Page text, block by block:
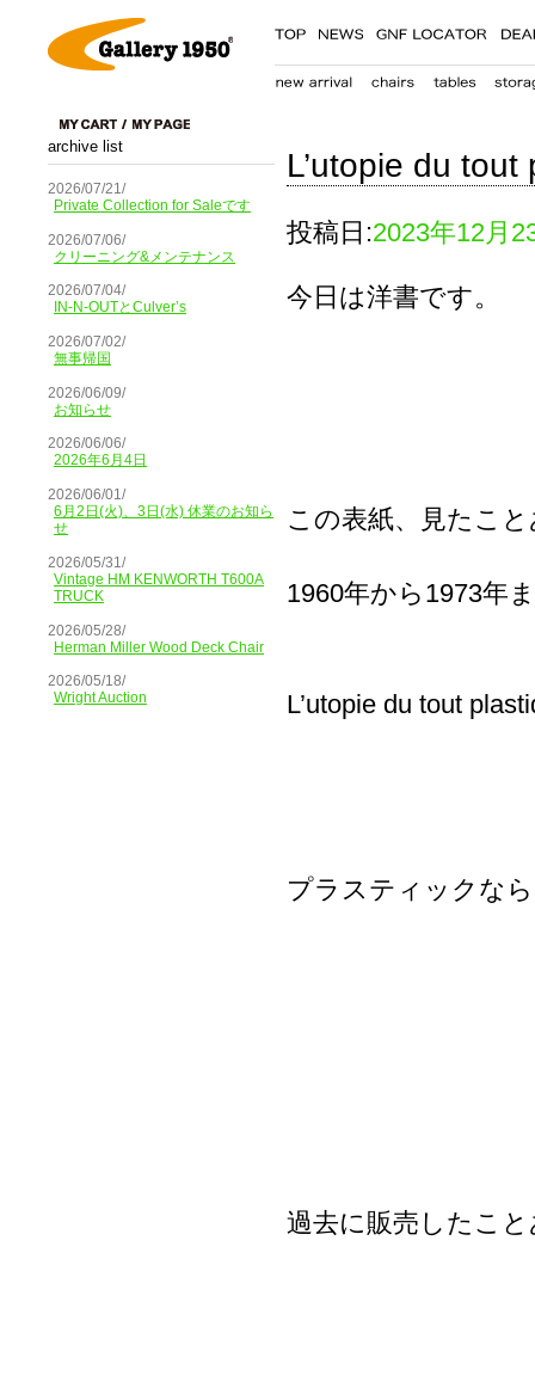
archive list
2026/07/21/
Private Collection for Saleです
2026/07/06/
クリーニング&メンテナンス
2026/07/04/
IN-N-OUTとCulver’s
2026/07/02/
無事帰国
2026/06/09/
お知らせ
2026/06/06/
2026年6月4日
2026/06/01/
6月2日(火)、3日(水) 休業のお知ら
せ
2026/05/31/
Vintage HM KENWORTH T600A
TRUCK
2026/05/28/
Herman Miller Wood Deck Chair
2026/05/18/
Wright Auction
L’utopie du tout
投稿日:2023年12月
今日は洋書です。
この表紙、見たこ
1960年から1973年
L’utopie du tout
プラスティックな
過去に販売したこ